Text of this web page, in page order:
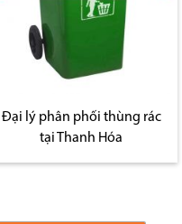
Đại lý phân phối thùng rác
tại Thanh Hóa